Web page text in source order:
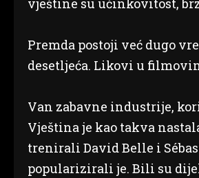
vještine su učinkovitost,
Premda postoji već dugo
desetljeća. Likovi u
Van zabavne industrije,
Vještina je kao takva
trenirali David Belle i
popularizirali je. Bili su